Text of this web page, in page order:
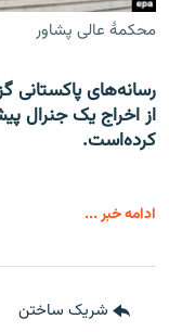
محکمۀ عالی پشاور
رسانه‌های پاکستانی
از اخراج یک جنرال
کرده‌است.
ادامه خبر ...
شریک ساختن